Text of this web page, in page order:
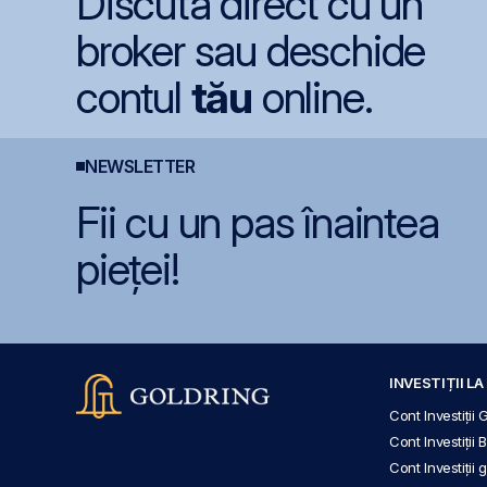
broker sau deschide
contul tău online.
NEWSLETTER
Fii cu un pas înaintea
pieței!
INVESTIȚII LA
Cont Investiții
Cont Investiții
Cont Investiții